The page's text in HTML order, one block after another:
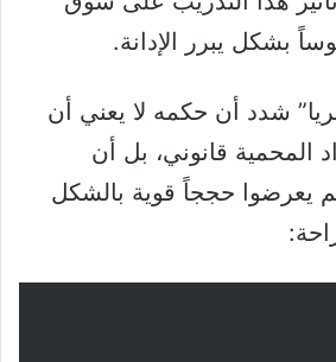
بشكل يبرر الإدانة.
شدد أن حكمه لا يعني أن
المحمية قانوني، بل أن
يعرضوا حججاً قوية بالشكل